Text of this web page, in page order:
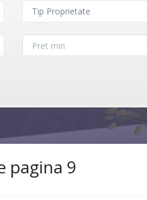
Tip Proprietate
pagina 9